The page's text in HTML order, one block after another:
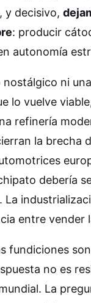
y decisivo,
: producir
autonomía
ni
lo vuelve
refinería
la brecha
debería
La
entre vender
fundiciones
no es
La